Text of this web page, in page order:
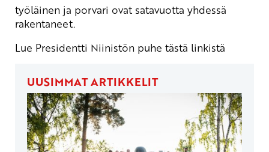
työläinen ja porvari ovat satavuotta yhdessä
rakentaneet.
Lue Presidentti Niinistön puhe tästä linkistä
UUSIMMAT ARTIKKELIT